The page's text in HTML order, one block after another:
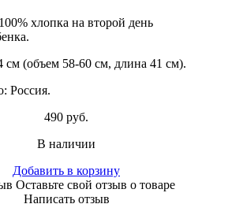
хлопка на второй день
см (объем 58-60 см, длина 41 см).
Россия.
490 руб.
В наличии
Добавить в корзину
Оставьте свой отзыв о товаре
Написать отзыв